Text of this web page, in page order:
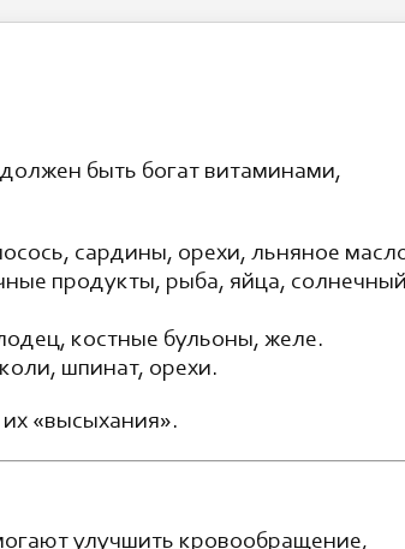
быть богат витаминами,
сардины, орехи, льняное
продукты, рыба, яйца, солнечный
костные бульоны, желе.
шпинат, орехи.
«высыхания».
улучшить кровообращение,